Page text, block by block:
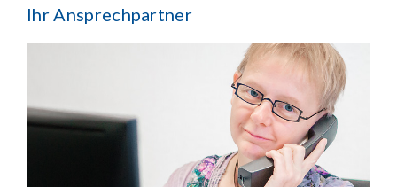
Ihr Ansprechpartner